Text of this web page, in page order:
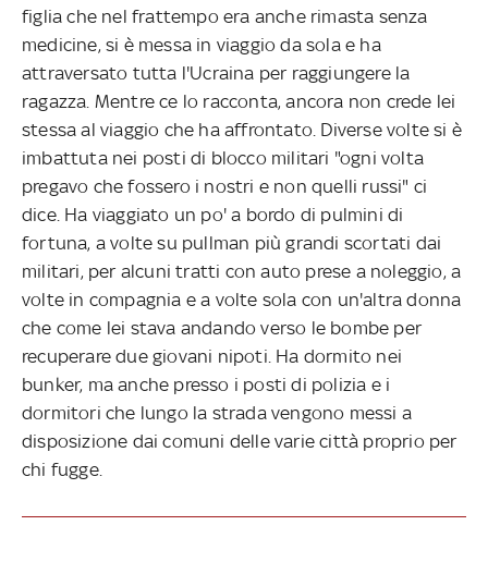
figlia che nel frattempo era anche rimasta senza
medicine, si è messa in viaggio da sola e ha
attraversato tutta l'Ucraina per raggiungere la
ragazza. Mentre ce lo racconta, ancora non crede lei
stessa al viaggio che ha affrontato. Diverse volte si è
imbattuta nei posti di blocco militari "ogni volta
pregavo che fossero i nostri e non quelli russi" ci
dice. Ha viaggiato un po' a bordo di pulmini di
fortuna, a volte su pullman più grandi scortati dai
militari, per alcuni tratti con auto prese a noleggio, a
volte in compagnia e a volte sola con un'altra donna
che come lei stava andando verso le bombe per
recuperare due giovani nipoti. Ha dormito nei
bunker, ma anche presso i posti di polizia e i
dormitori che lungo la strada vengono messi a
disposizione dai comuni delle varie città proprio per
chi fugge.